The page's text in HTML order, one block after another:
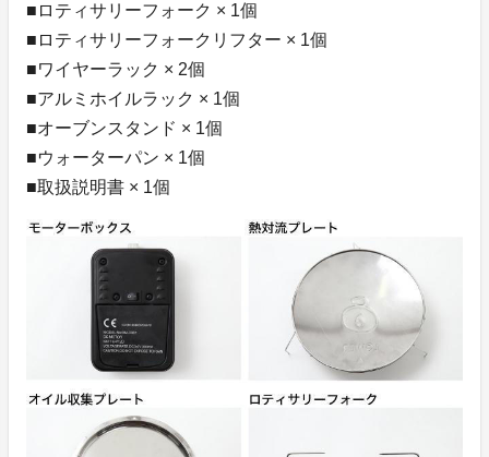
■ロティサリーフォーク × 1個
■ロティサリーフォークリフター × 1個
■ワイヤーラック × 2個
■アルミホイルラック × 1個
■オーブンスタンド × 1個
■ウォーターパン × 1個
■取扱説明書 × 1個